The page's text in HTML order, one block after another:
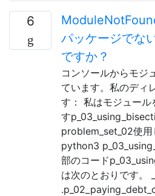
6
パッケージでな
ですか？
コンソールからモジ
ています。私のディ
す： 私はモジュール
す
problem_set_02使
python3
部のコード
は次のとおりです。